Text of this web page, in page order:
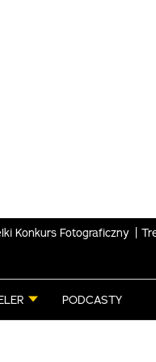
Konkurs Fotograficzny
PODCASTY